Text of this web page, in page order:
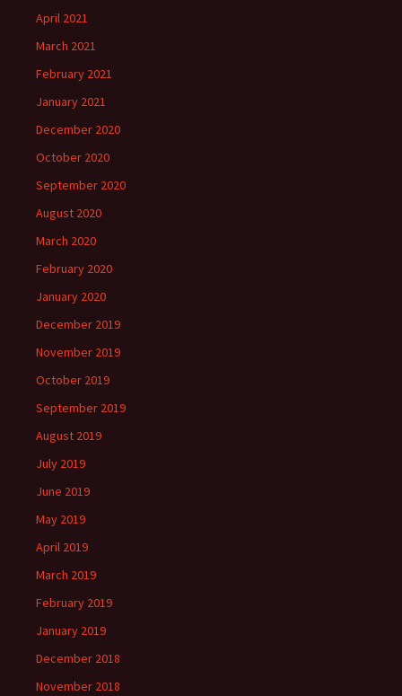
April 2021
March 2021
February 2021
January 2021
December 2020
October 2020
September 2020
August 2020
March 2020
February 2020
January 2020
December 2019
November 2019
October 2019
September 2019
August 2019
July 2019
June 2019
May 2019
April 2019
March 2019
February 2019
January 2019
December 2018
November 2018